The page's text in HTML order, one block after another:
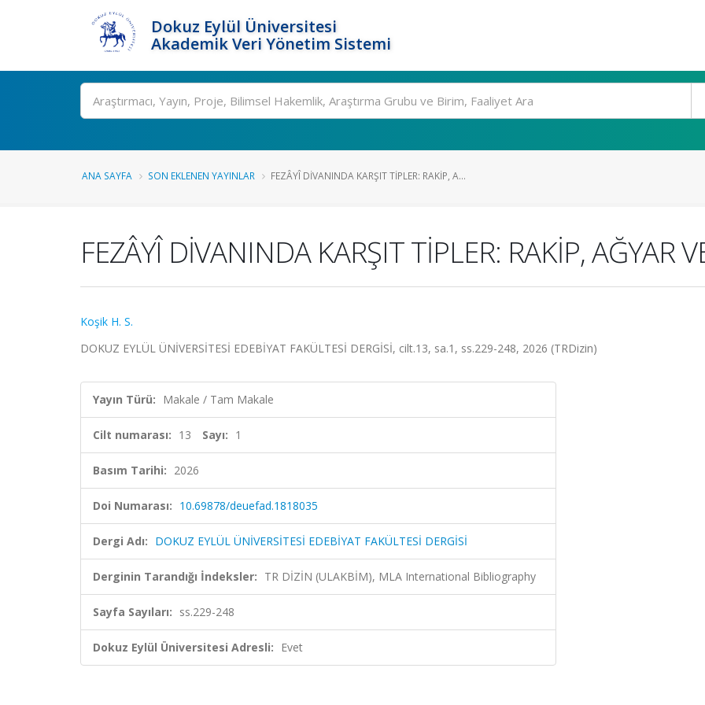
Dokuz Eylül Üniversitesi
Akademik Veri Yönetim Sistemi
Ara
ANA SAYFA SON EKLENEN YAYINLAR FEZÂYÎ DİVANINDA KARŞIT TİPLER: RAKİP, A...
FEZÂYÎ DİVANINDA KARŞIT TİPLER: RAKİP, AĞYAR
Koşik H. S.
DOKUZ EYLÜL ÜNİVERSİTESİ EDEBİYAT FAKÜLTESİ DERGİSİ, cilt.13, sa.1, ss.229-248, 2026 (TRDizin)
Yayın Türü: Makale / Tam Makale
Cilt numarası: 13 Sayı: 1
Basım Tarihi: 2026
Doi Numarası: 10.69878/deuefad.1818035
Dergi Adı: DOKUZ EYLÜL ÜNİVERSİTESİ EDEBİYAT FAKÜLTESİ DERGİSİ
Derginin Tarandığı İndeksler: TR DİZİN (ULAKBİM), MLA International Bibliography
Sayfa Sayıları: ss.229-248
Dokuz Eylül Üniversitesi Adresli: Evet